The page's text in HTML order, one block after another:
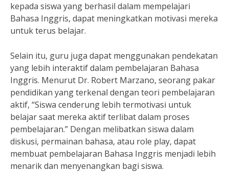
kepada siswa yang berhasil dalam mempelajari
Bahasa Inggris, dapat meningkatkan motivasi mereka
untuk terus belajar.
Selain itu, guru juga dapat menggunakan pendekatan
yang lebih interaktif dalam pembelajaran Bahasa
Inggris. Menurut Dr. Robert Marzano, seorang pakar
pendidikan yang terkenal dengan teori pembelajaran
aktif, “Siswa cenderung lebih termotivasi untuk
belajar saat mereka aktif terlibat dalam proses
pembelajaran.” Dengan melibatkan siswa dalam
diskusi, permainan bahasa, atau role play, dapat
membuat pembelajaran Bahasa Inggris menjadi lebih
menarik dan menyenangkan bagi siswa.